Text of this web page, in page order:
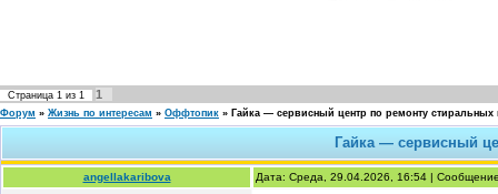
Страница 1 из 1 1
Форум » Жизнь по интересам » Оффтопик » Гайка — сервисный центр по ремонту
Гайка — сервисный
angellakaribova Дата: Среда, 29.04.2026, 16:54 |